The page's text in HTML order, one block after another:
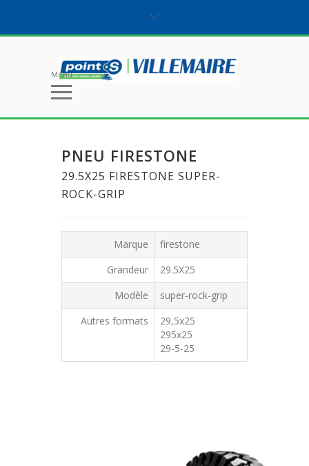
Menu
PNEU FIRESTONE
29.5X25 FIRESTONE SUPER-
ROCK-GRIP
Marque
firestone
Grandeur
29.5X25
Modèle
super-rock-grip
Autres formats
29,5x25
295x25
29-5-25